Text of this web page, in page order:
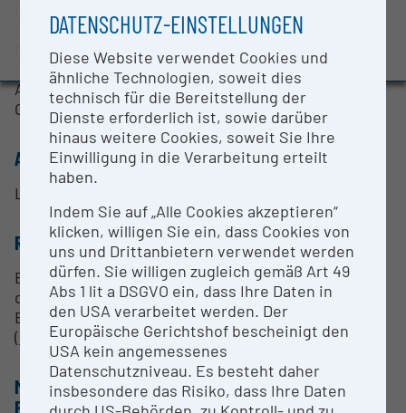
Evaluierungsstudie 2022
Kombination aus optischer und konfokaler
Mikroskopie. Dies ermöglicht die Anwendung von
Hellfeld- und Dunkelfeldaufnahmen bzw. konfokaler
Aufnahmen zur Analyse der
Oberflächencharakteristika am selben Punkt.
ANSPRECHPERSON
Lukas Eberhardsteiner
RESEARCH SERVICES
Bei Interesse an wissenschaftlicher Verwendung
des Mikroskops, wenden Sie sich bitte an Lukas
Eberhardsteiner
( lukas.eberhardsteiner@tuwien.ac.at).
METHODEN & EXPERTISE ZUR
FORSCHUNGSINFRASTRUKTUR
DATENSCHUTZ-EINSTELLUNGEN
Diese Website verwendet Cookies und
ähnliche Technologien, soweit dies
technisch für die Bereitstellung der
Dienste erforderlich ist, sowie darüber
hinaus weitere Cookies, soweit Sie Ihre
Einwilligung in die Verarbeitung erteilt
haben.
Indem Sie auf „Alle Cookies akzeptieren“
klicken, willigen Sie ein, dass Cookies von
uns und Drittanbietern verwendet werden
dürfen. Sie willigen zugleich gemäß Art 49
Abs 1 lit a DSGVO ein, dass Ihre Daten in
den USA verarbeitet werden. Der
Europäische Gerichtshof bescheinigt den
USA kein angemessenes
Datenschutzniveau. Es besteht daher
insbesondere das Risiko, dass Ihre Daten